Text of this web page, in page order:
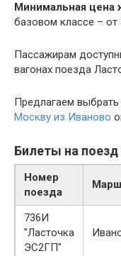
Минимальная цена
базовом классе – от
Пассажирам
вагонах поезда
Предлагаем
Москву из Иваново
Билеты на
Номер
поезда
736И
"Ласточка
ЭС2ГП"